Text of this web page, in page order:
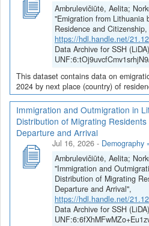
Ambrulevičiūtė, Aelita;
"Emigration from Lithuania
Residence and
https://hdl.handle.net/
Data Archive for SSH
This dataset contains data on
2024 by next place (country) of
Immigration and Outmigration in
Distribution of Migrating
Departure and Arrival
Jul 16, 2026 - Demography
Ambrulevičiūtė, Aelita;
"Immigration and
Distribution of Migrating
Departure and Arrival",
https://hdl.handle.net/
Data Archive for SSH